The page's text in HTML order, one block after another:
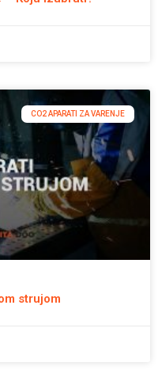
CO2 APARATI ZA VARENJE
strujom